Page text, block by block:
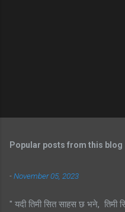
Popular posts from this blog
-November 05, 2023
" यदी तिमी सित साहस छ भने,